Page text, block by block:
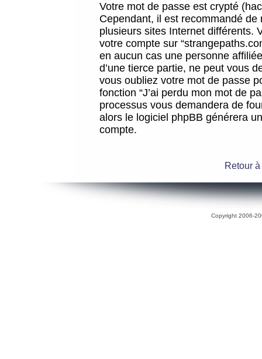
Votre mot de passe est crypté
Cependant, il est recommandé
plusieurs sites Internet différents.
votre compte sur
en aucun cas une personne
d’une tierce partie, ne peut vous
vous oubliez votre mot de passe
fonction “J’ai perdu mon mot de
processus vous demandera de
alors le logiciel phpBB générera
compte.
Retour
Copyright 2006-